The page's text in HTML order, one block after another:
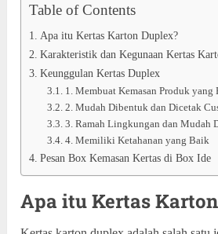
Table of Contents
Apa itu Kertas Karton Duplex?
Karakteristik dan Kegunaan Kertas
Keunggulan Kertas Duplex
1. Membuat Kemasan Produk yang
2. Mudah Dibentuk dan Dicetak
3. Ramah Lingkungan dan Mudah
4. Memiliki Ketahanan yang Baik
Pesan Box Kemasan Kertas di Box Ide
Apa itu Kertas